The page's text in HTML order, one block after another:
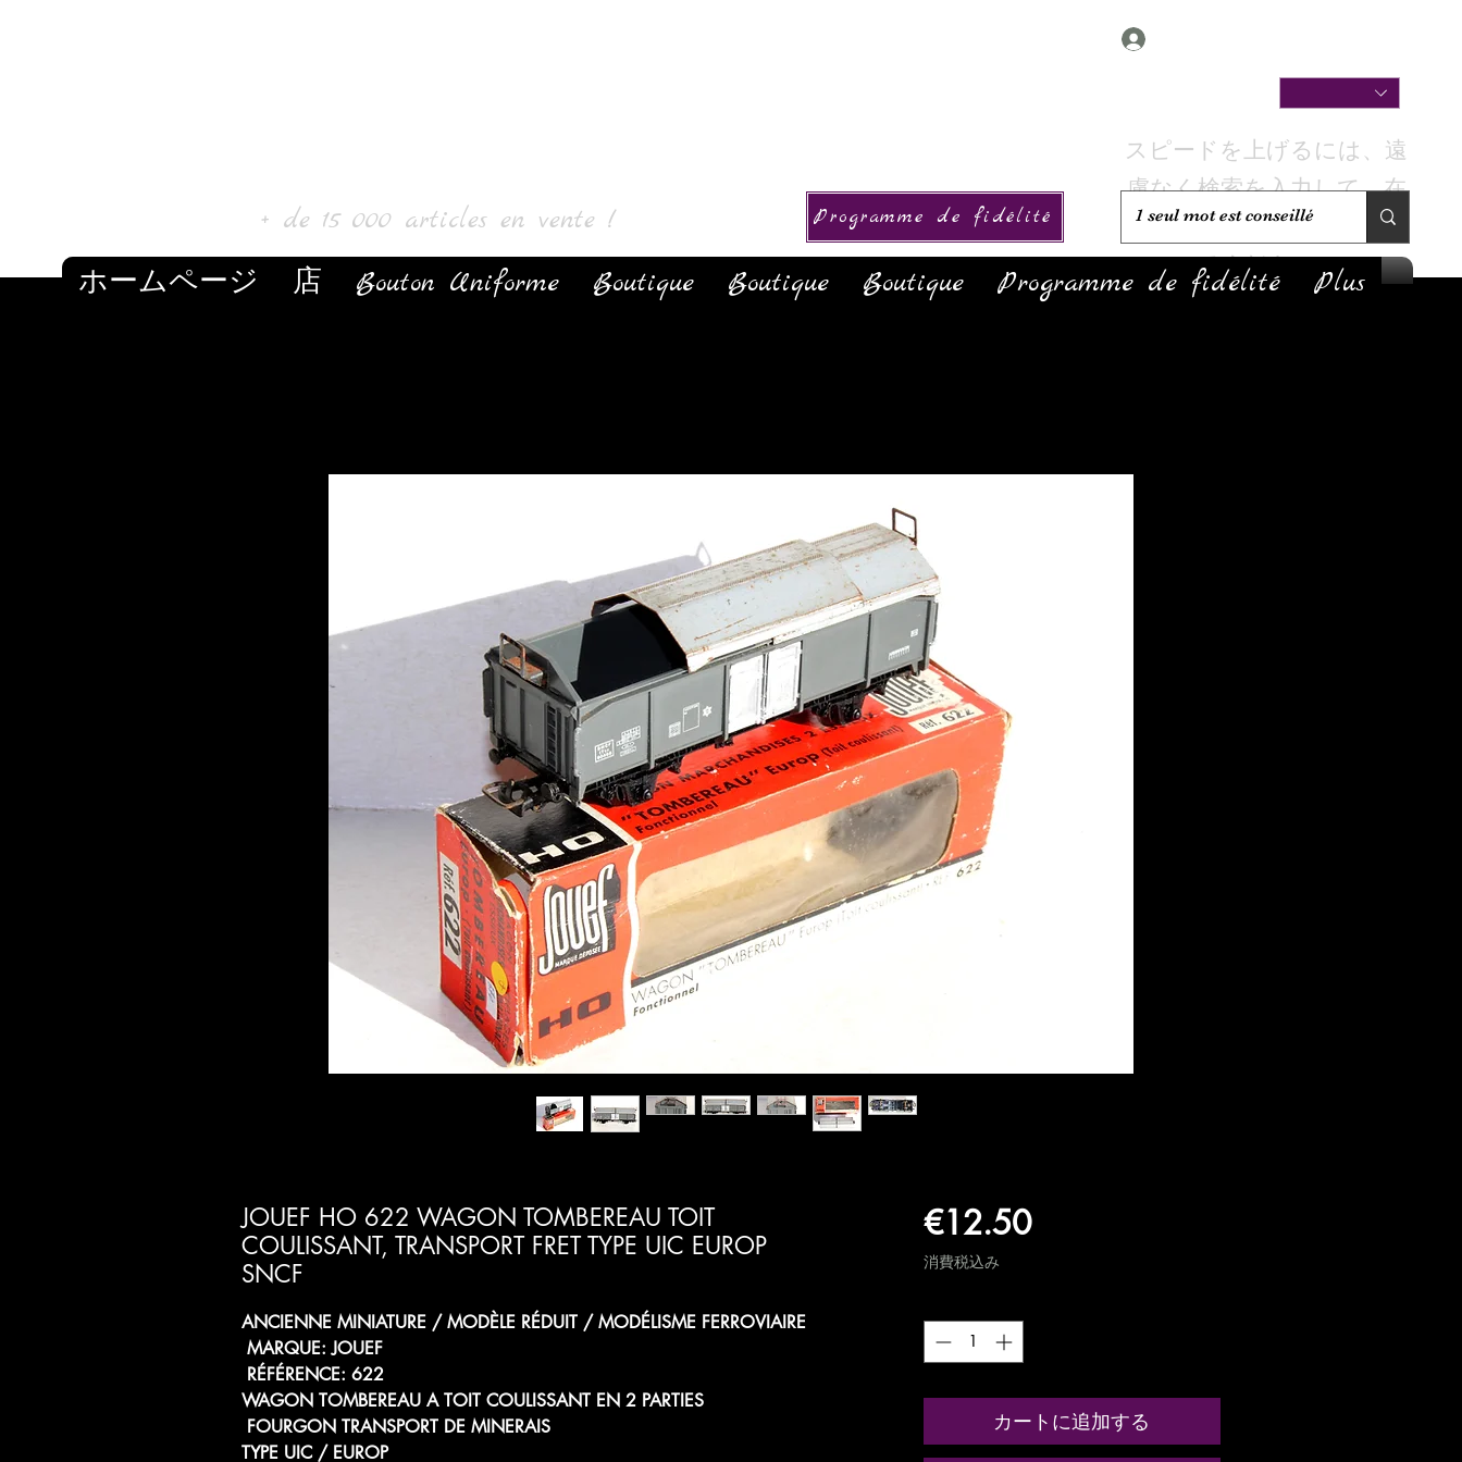
+ de 15 000 articles en vente ! Programme de fidélité
ホームページ 店 Bouton Uniforme Boutique Boutique Boutique Programme de fidélité Plus
JOUEF HO 622 WAGON TOMBEREAU TOIT
COULISSANT, TRANSPORT FRET TYPE UIC EUROP
SNCF
ANCIENNE MINIATURE / MODÈLE RÉDUIT / MODÉLISME FERROVIAIRE
MARQUE: JOUEF
RÉFÉRENCE: 622
WAGON TOMBEREAU A TOIT COULISSANT EN 2 PARTIES
FOURGON TRANSPORT DE MINERAIS
TYPE UIC / EUROP
€12.50価
消費税込み
カートに追加する
スピードを上げるには、遠
慮なく検索を入力して、在
庫があるかどうかを確認し
てください。